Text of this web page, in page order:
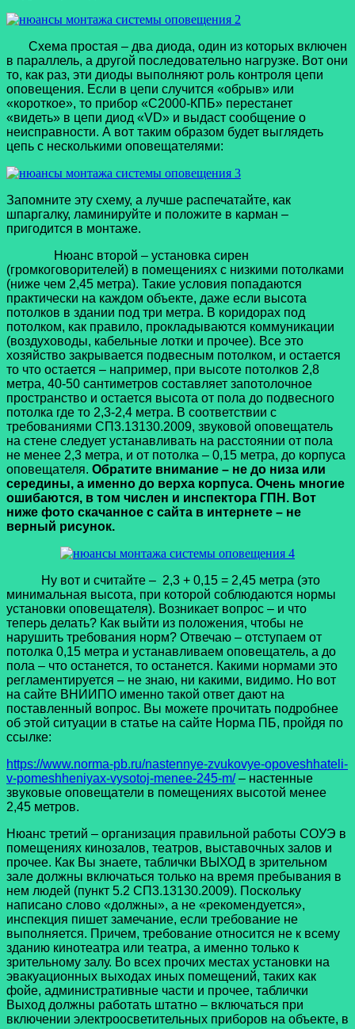
Схема простая – два диода, один из которых включен
в параллель, а другой последовательно нагрузке. Вот они
то, как раз, эти диоды выполняют роль контроля цепи
оповещения. Если в цепи случится «обрыв» или
«короткое», то прибор «С2000-КПБ» перестанет
«видеть» в цепи диод «VD» и выдаст сообщение о
неисправности. А вот таким образом будет выглядеть
цепь с несколькими оповещателями:
Запомните эту схему, а лучше распечатайте, как
шпаргалку, ламинируйте и положите в карман –
пригодится в монтаже.
Нюанс второй – установка сирен
(громкоговорителей) в помещениях с низкими потолками
(ниже чем 2,45 метра). Такие условия попадаются
практически на каждом объекте, даже если высота
потолков в здании под три метра. В коридорах под
потолком, как правило, прокладываются коммуникации
(воздуховоды, кабельные лотки и прочее). Все это
хозяйство закрывается подвесным потолком, и остается
то что остается – например, при высоте потолков 2,8
метра, 40-50 сантиметров составляет запотолочное
пространство и остается высота от пола до подвесного
потолка где то 2,3-2,4 метра. В соответствии с
требованиями СП3.13130.2009, звуковой оповещатель
на стене следует устанавливать на расстоянии от пола
не менее 2,3 метра, и от потолка – 0,15 метра, до корпуса
оповещателя. Обратите внимание – не до низа или
середины, а именно до верха корпуса. Очень многие
ошибаются, в том числен и инспектора ГПН. Вот
ниже фото скачанное с сайта в интернете – не
верный рисунок.
Ну вот и считайте – 2,3 + 0,15 = 2,45 метра (это
минимальная высота, при которой соблюдаются нормы
установки оповещателя). Возникает вопрос – и что
теперь делать? Как выйти из положения, чтобы не
нарушить требования норм? Отвечаю – отступаем от
потолка 0,15 метра и устанавливаем оповещатель, а до
пола – что останется, то останется. Какими нормами это
регламентируется – не знаю, ни какими, видимо. Но вот
на сайте ВНИИПО именно такой ответ дают на
поставленный вопрос. Вы можете прочитать подробнее
об этой ситуации в статье на сайте Норма ПБ, пройдя по
ссылке:
https://www.norma-pb.ru/nastennye-zvukovye-opoveshhateli-
v-pomeshheniyax-vysotoj-menee-245-m/– настенные
звуковые оповещатели в помещениях высотой менее
2,45 метров.
Нюанс третий – организация правильной работы СОУЭ в
помещениях кинозалов, театров, выставочных залов и
прочее. Как Вы знаете, таблички ВЫХОД в зрительном
зале должны включаться только на время пребывания в
нем людей (пункт 5.2 СП3.13130.2009). Поскольку
написано слово «должны», а не «рекомендуется»,
инспекция пишет замечание, если требование не
выполняется. Причем, требование относится не к всему
зданию кинотеатра или театра, а именно только к
зрительному залу. Во всех прочих местах установки на
эвакуационных выходах иных помещений, таких как
фойе, административные части и прочее, таблички
Выход должны работать штатно – включаться при
включении электроосветительных приборов на объекте, в